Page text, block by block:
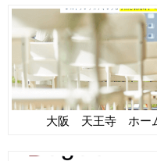
大阪 天王寺 ホー